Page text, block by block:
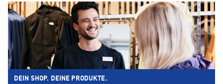
DEIN SHOP. DEINE PRODUKTE.